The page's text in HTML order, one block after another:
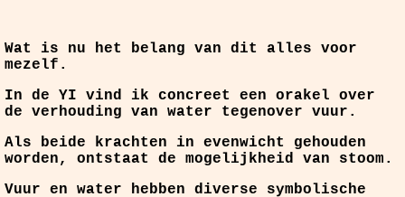
Wat is nu het belang van dit alles voor
mezelf.
In de YI vind ik concreet een orakel over
de verhouding van water tegenover vuur.
Als beide krachten in evenwicht gehouden
worden, ontstaat de mogelijkheid van stoom.
Vuur en water hebben diverse symbolische